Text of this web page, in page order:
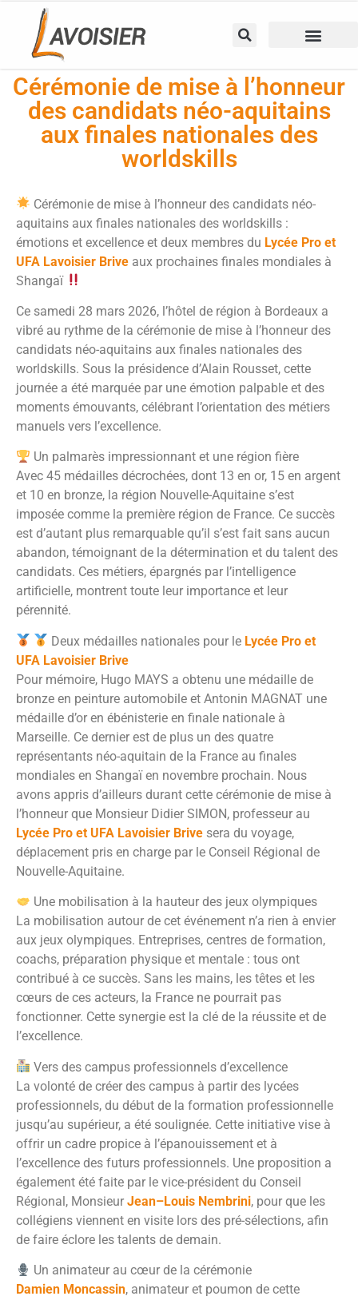
Cérémonie de mise à l’honneur
des candidats néo-aquitains
aux finales nationales des
worldskills
Cérémonie de mise à l’honneur des candidats néo-
aquitains aux finales nationales des worldskills :
émotions et excellence et deux membres du Lycée Pro et
UFA Lavoisier Brive aux prochaines finales mondiales à
Shangaï
Ce samedi 28 mars 2026, l’hôtel de région à Bordeaux a
vibré au rythme de la cérémonie de mise à l’honneur des
candidats néo-aquitains aux finales nationales des
worldskills. Sous la présidence d’Alain Rousset, cette
journée a été marquée par une émotion palpable et des
moments émouvants, célébrant l’orientation des métiers
manuels vers l’excellence.
Un palmarès impressionnant et une région fière
Avec 45 médailles décrochées, dont 13 en or, 15 en argent
et 10 en bronze, la région Nouvelle-Aquitaine s’est
imposée comme la première région de France. Ce succès
est d’autant plus remarquable qu’il s’est fait sans aucun
abandon, témoignant de la détermination et du talent des
candidats. Ces métiers, épargnés par l’intelligence
artificielle, montrent toute leur importance et leur
pérennité.
Deux médailles nationales pour le Lycée Pro et
UFA Lavoisier Brive
Pour mémoire, Hugo MAYS a obtenu une médaille de
bronze en peinture automobile et Antonin MAGNAT une
médaille d’or en ébénisterie en finale nationale à
Marseille. Ce dernier est de plus un des quatre
représentants néo-aquitain de la France au finales
mondiales en Shangaï en novembre prochain. Nous
avons appris d’ailleurs durant cette cérémonie de mise à
l’honneur que Monsieur Didier SIMON, professeur au
Lycée Pro et UFA Lavoisier Brive sera du voyage,
déplacement pris en charge par le Conseil Régional de
Nouvelle-Aquitaine.
Une mobilisation à la hauteur des jeux olympiques
La mobilisation autour de cet événement n’a rien à envier
aux jeux olympiques. Entreprises, centres de formation,
coachs, préparation physique et mentale : tous ont
contribué à ce succès. Sans les mains, les têtes et les
cœurs de ces acteurs, la France ne pourrait pas
fonctionner. Cette synergie est la clé de la réussite et de
l’excellence.
Vers des campus professionnels d’excellence
La volonté de créer des campus à partir des lycées
professionnels, du début de la formation professionnelle
jusqu’au supérieur, a été soulignée. Cette initiative vise à
offrir un cadre propice à l’épanouissement et à
l’excellence des futurs professionnels. Une proposition a
également été faite par le vice-président du Conseil
Régional, Monsieur Jean–Louis Nembrini, pour que les
collégiens viennent en visite lors des pré-sélections, afin
de faire éclore les talents de demain.
Un animateur au cœur de la cérémonie
Damien Moncassin, animateur et poumon de cette